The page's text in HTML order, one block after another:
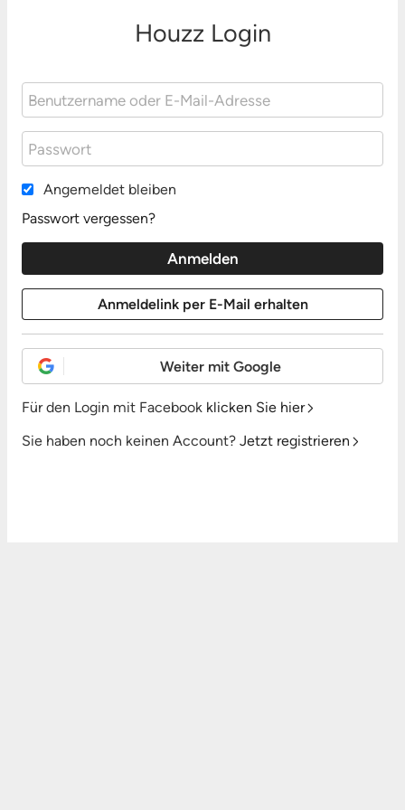
Houzz Login
Angemeldet bleiben
Passwort vergessen?
Weiter mit Google
Für den Login mit Facebook klicken Sie hier
Sie haben noch keinen Account? Jetzt registrieren